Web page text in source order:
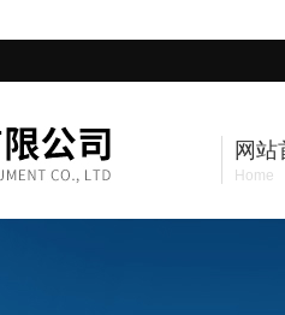
网站
Home